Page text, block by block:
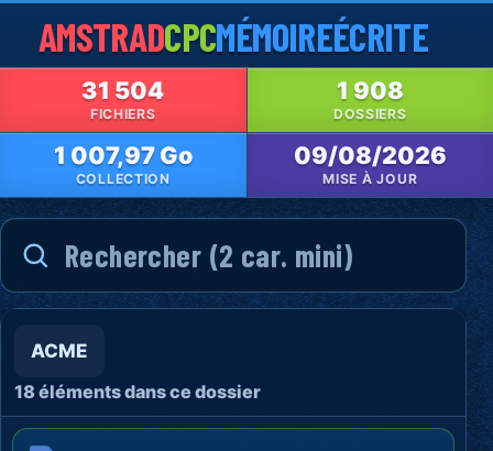
AMSTRADCPCMÉMOIREÉCRITE
31 504
FICHIERS
1 908
DOSSIERS
1 007,97 Go
COLLECTION
09/08/2026
MISE À JOUR
ACME
18 éléments dans ce dossier